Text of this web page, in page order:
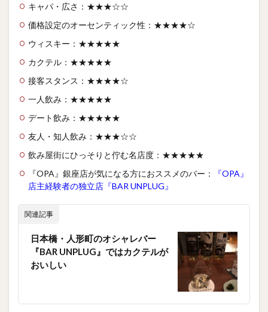
キャパ・広さ：★★★☆☆
価格設定のオーセンティック性：★★★★☆
ウィスキー：★★★★★
カクテル：★★★★★
接客スタンス：★★★★☆
一人飲み：★★★★★
デート飲み：★★★★★
友人・知人飲み：★★★☆☆
飲み屋街にひっそりと佇む名店度：★★★★★
『OPA』銀座店が気になる方におススメのバー：
『OPA』
店主経験者の独立店『BAR UNPLUG』
関連記事
日本橋・人形町のオシャレバー
『BAR UNPLUG』ではカクテルが
おいしい